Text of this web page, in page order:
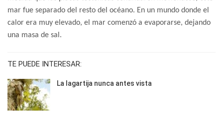
mar fue separado del resto del océano. En un mundo donde el
calor era muy elevado, el mar comenzó a evaporarse, dejando
una masa de sal.
TE PUEDE INTERESAR:
La lagartija nunca antes vista